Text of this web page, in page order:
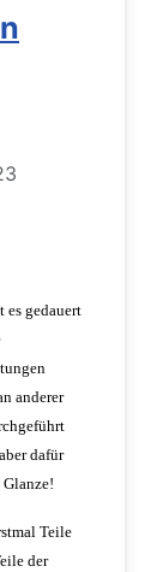
es gedauert
anderer
dafür
Teile
der